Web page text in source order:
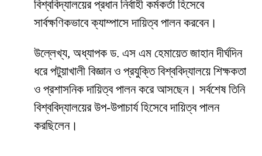
বিশ্ববিদ্যালয়ের প্রধান নির্বাহী কর্মকর্তা হিসেবে
সার্বক্ষণিকভাবে ক্যাম্পাসে দায়িত্ব পালন করবেন।
উল্লেখ্য, অধ্যাপক ড. এস এম হেমায়েত জাহান দীর্ঘদিন
ধরে পটুয়াখালী বিজ্ঞান ও প্রযুক্তি বিশ্ববিদ্যালয়ে শিক্ষকতা
ও প্রশাসনিক দায়িত্ব পালন করে আসছেন। সর্বশেষ তিনি
বিশ্ববিদ্যালয়ের উপ-উপাচার্য হিসেবে দায়িত্ব পালন
করছিলেন।